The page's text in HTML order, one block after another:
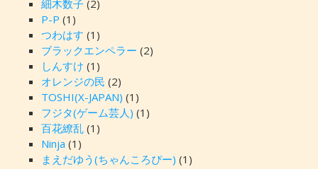
細木数子(2)
P-P (1)
つわはす (1)
ブラックエンペラー (2)
しんすけ (1)
オレンジの民 (2)
TOSHI(X-JAPAN) (1)
フジタ(ゲーム芸人) (1)
百花繚乱(1)
Ninja (1)
まえだゆう(ちゃんころぴー) (1)